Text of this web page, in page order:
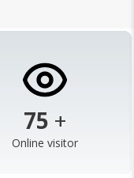
103 +
Online visitor